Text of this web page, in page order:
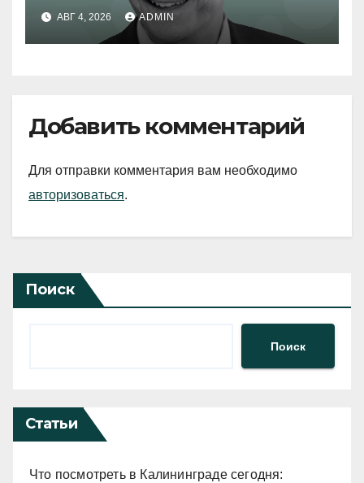
АВГ 4, 2026 ADMIN
Добавить комментарий
Для отправки комментария вам необходимо
авторизоваться.
Поиск
Поиск
Статьи
Что посмотреть в Калининграде сегодня: